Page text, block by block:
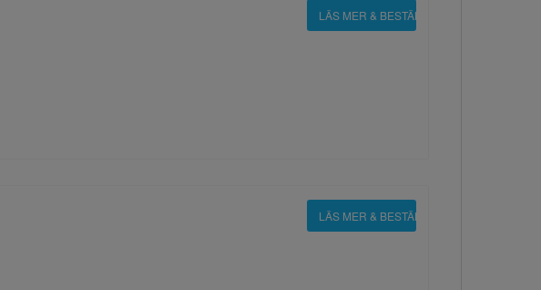
LÄS MER & BESTÄLL
LÄS MER & BESTÄLL